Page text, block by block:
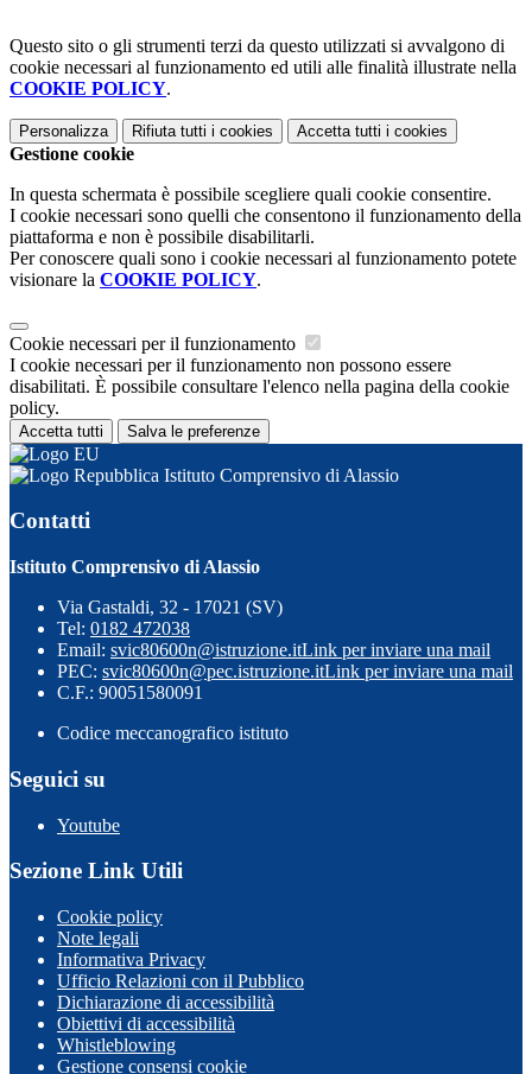
Questo sito o gli strumenti terzi da questo utilizzati si avvalgono di
cookie necessari al funzionamento ed utili alle finalità illustrate nella
COOKIE POLICY.
Personalizza Rifiuta tutti i cookies Accetta tutti i cookies
Gestione cookie
In questa schermata è possibile scegliere quali cookie consentire.
I cookie necessari sono quelli che consentono il funzionamento della
piattaforma e non è possibile disabilitarli.
Per conoscere quali sono i cookie necessari al funzionamento potete
visionare la COOKIE POLICY.
Cookie necessari per il funzionamento
I cookie necessari per il funzionamento non possono essere
disabilitati. È possibile consultare l'elenco nella pagina della cookie
policy.
Accetta tutti Salva le preferenze
Istituto Comprensivo di Alassio
Contatti
Istituto Comprensivo di Alassio
Via Gastaldi, 32 - 17021 (SV)
Tel: 0182 472038
Email: svic80600n@istruzione.itLink per inviare una mail
PEC: svic80600n@pec.istruzione.itLink per inviare una mail
C.F.: 90051580091
Codice meccanografico istituto
Seguici su
Youtube
Sezione Link Utili
Cookie policy
Note legali
Informativa Privacy
Ufficio Relazioni con il Pubblico
Dichiarazione di accessibilità
Obiettivi di accessibilità
Whistleblowing
Gestione consensi cookie